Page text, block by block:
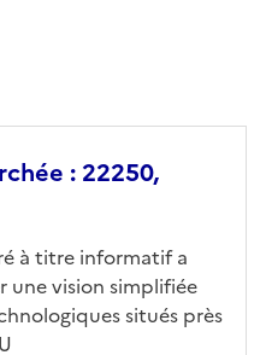
le presse-papier
: 22250,
à titre informatif a
vision simplifiée
situés près